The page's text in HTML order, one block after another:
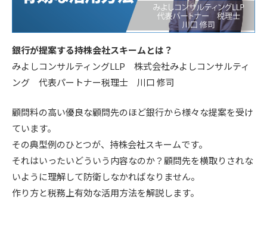
銀行が提案する持株会社スキームとは？
みよしコンサルティングLLP 株式会社みよしコンサルティ
ング 代表パートナー税理士 川口 修司
顧問料の高い優良な顧問先のほど銀行から様々な提案を受け
ています。
その典型例のひとつが、持株会社スキームです。
それはいったいどういう内容なのか？顧問先を横取りされな
いように理解して防衛しなかればなりません。
作り方と税務上有効な活用方法を解説します。